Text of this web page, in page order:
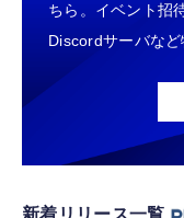
ちら。イベント招
Discordサーバな
新着リリース一覧